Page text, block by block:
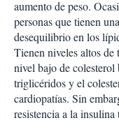
aumento de peso.
personas que tienen
desequilibrio en los
Tienen niveles altos
nivel bajo de
triglicéridos y el
cardiopatías. Sin
resistencia a la insulina